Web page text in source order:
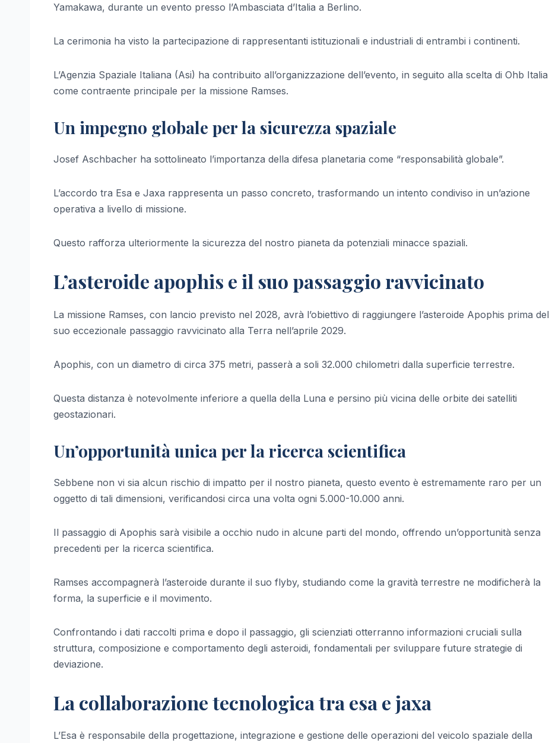
Yamakawa, durante un evento presso l’Ambasciata d’Italia a Berlino.
La cerimonia ha visto la partecipazione di rappresentanti istituzionali e industriali di entrambi i continenti.
L’Agenzia Spaziale Italiana (Asi) ha contribuito all’organizzazione dell’evento, in seguito alla scelta di Ohb Italia
come contraente principale per la missione Ramses.
Un impegno globale per la sicurezza spaziale
Josef Aschbacher ha sottolineato l’importanza della difesa planetaria come “responsabilità globale”.
L’accordo tra Esa e Jaxa rappresenta un passo concreto, trasformando un intento condiviso in un’azione
operativa a livello di missione.
Questo rafforza ulteriormente la sicurezza del nostro pianeta da potenziali minacce spaziali.
L’asteroide apophis e il suo passaggio ravvicinato
La missione Ramses, con lancio previsto nel 2028, avrà l’obiettivo di raggiungere l’asteroide Apophis prima del
suo eccezionale passaggio ravvicinato alla Terra nell’aprile 2029.
Apophis, con un diametro di circa 375 metri, passerà a soli 32.000 chilometri dalla superficie terrestre.
Questa distanza è notevolmente inferiore a quella della Luna e persino più vicina delle orbite dei satelliti
geostazionari.
Un’opportunità unica per la ricerca scientifica
Sebbene non vi sia alcun rischio di impatto per il nostro pianeta, questo evento è estremamente raro per un
oggetto di tali dimensioni, verificandosi circa una volta ogni 5.000-10.000 anni.
Il passaggio di Apophis sarà visibile a occhio nudo in alcune parti del mondo, offrendo un’opportunità senza
precedenti per la ricerca scientifica.
Ramses accompagnerà l’asteroide durante il suo flyby, studiando come la gravità terrestre ne modificherà la
forma, la superficie e il movimento.
Confrontando i dati raccolti prima e dopo il passaggio, gli scienziati otterranno informazioni cruciali sulla
struttura, composizione e comportamento degli asteroidi, fondamentali per sviluppare future strategie di
deviazione.
La collaborazione tecnologica tra esa e jaxa
L’Esa è responsabile della progettazione, integrazione e gestione delle operazioni del veicolo spaziale della